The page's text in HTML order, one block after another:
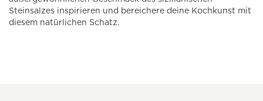
Steinsalzes inspirieren und bereichere deine Kochkunst mit
diesem natürlichen Schatz.